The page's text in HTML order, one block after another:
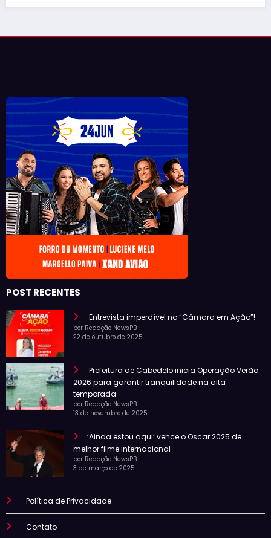
POST RECENTES
Entrevista imperdível no “Câmara em Ação”!
por Redação NewsPB
22 de outubro de 2025
Prefeitura de Cabedelo inicia Operação Verão
2026 para garantir tranquilidade na alta
temporada
por Redação NewsPB
13 de novembro de 2025
‘Ainda estou aqui’ vence o Oscar 2025 de
melhor filme internacional
por Redação NewsPB
3 de março de 2025
Política de Privacidade
Contato